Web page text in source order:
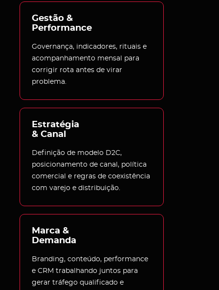
Gestão &
Performance
Governança, indicadores, rituais e
acompanhamento mensal para
corrigir rota antes de virar
problema.
Estratégia
& Canal
Definição de modelo D2C,
posicionamento de canal, política
comercial e regras de coexistência
com varejo e distribuição.
Marca &
Demanda
Branding, conteúdo, performance
e CRM trabalhando juntos para
gerar tráfego qualificado e